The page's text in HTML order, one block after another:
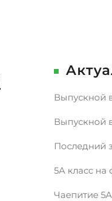
Выпускной
Выпускной
Последний
5А класс
Чаепитие